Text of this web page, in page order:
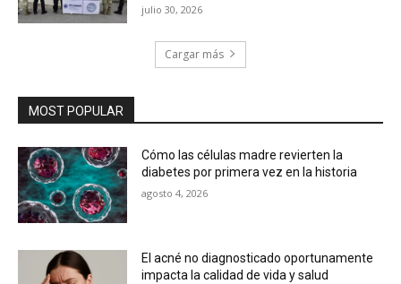
julio 30, 2026
Cargar más
MOST POPULAR
Cómo las células madre revierten la
diabetes por primera vez en la historia
agosto 4, 2026
El acné no diagnosticado oportunamente
impacta la calidad de vida y salud